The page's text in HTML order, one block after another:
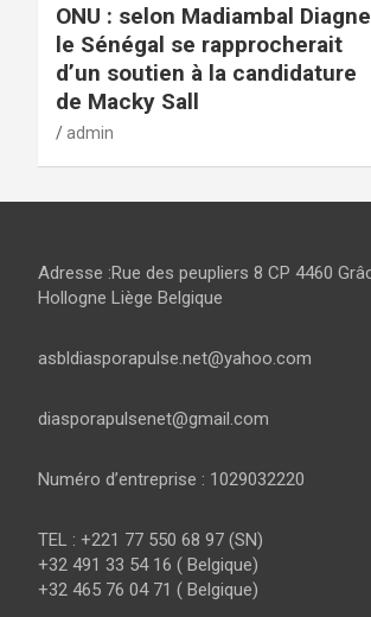
ONU : selon Madiambal
le Sénégal se rapprocherait
d’un soutien à la candidature
de Macky Sall
admin
Adresse :Rue des peupliers 8 CP 4460
Hollogne Liège Belgique
asbldiasporapulse.net@yahoo.com
diasporapulsenet@gmail.com
Numéro d’entreprise : 1029032220
TEL : +221 77 550 68 97 (SN)
+32 491 33 54 16 ( Belgique)
+32 465 76 04 71 ( Belgique)